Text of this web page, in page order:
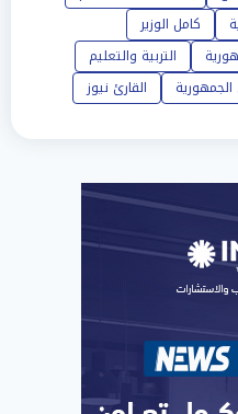
كامل الوزير
التربية والتعليم
القارئ نيوز